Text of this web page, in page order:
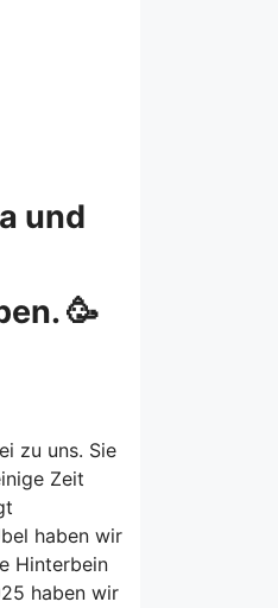
und
🥳
zu uns. Sie
Zeit
haben wir
Hinterbein
haben wir